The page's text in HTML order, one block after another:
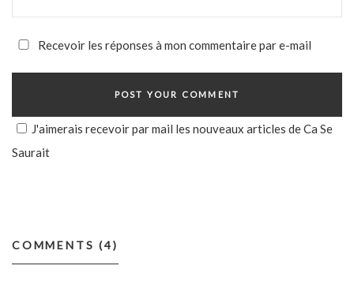
Recevoir les réponses à mon commentaire par e-mail
J'aimerais recevoir par mail les nouveaux articles de Ca Se
Saurait
COMMENTS (4)